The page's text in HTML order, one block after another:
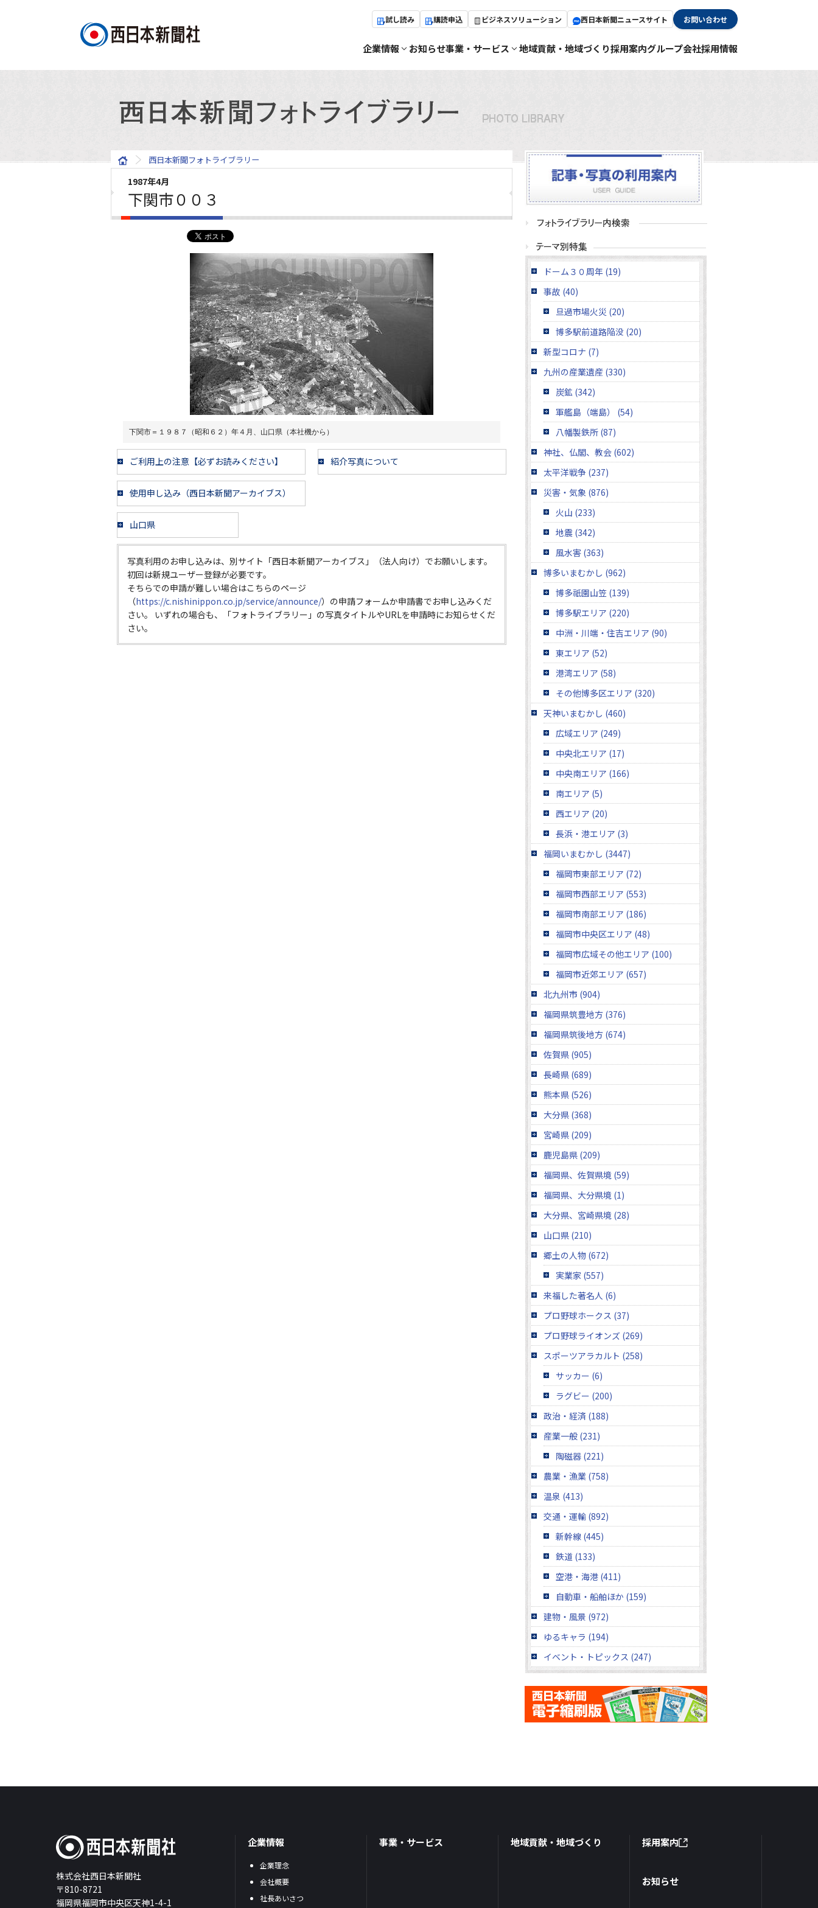
試し読み 購読申込 ビジネスソリューション 西日本新聞ニュースサイト お問い合わせ
企業情報 お知らせ事業・サービス 地域貢献・地域づくり採用案内グループ会社採用情報
西日本新聞フォトライブラリー
1987年4月
下関市００３
下関市＝１９８７（昭和６２）年４月、山口県（本社機から）
ご利用上の注意【必ずお読みください】 紹介写真について
使用申し込み（西日本新聞アーカイブス）
山口県
写真利用のお申し込みは、別サイト「西日本新聞アーカイブス」（法人向け）でお願いします。
初回は新規ユーザー登録が必要です。
そちらでの申請が難しい場合はこちらのページ
（https://c.nishinippon.co.jp/service/announce/）の申請フォームか申請書でお申し込みくだ
さい。 いずれの場合も、「フォトライブラリー」の写真タイトルやURLを申請時にお知らせくだ
さい。
ドーム３０周年 (19)
事故 (40)
旦過市場火災 (20)
博多駅前道路陥没 (20)
新型コロナ (7)
九州の産業遺産 (330)
炭鉱 (342)
軍艦島（端島） (54)
八幡製鉄所 (87)
神社、仏閣、教会 (602)
太平洋戦争 (237)
災害・気象 (876)
火山 (233)
地震 (342)
風水害 (363)
博多いまむかし (962)
博多祇園山笠 (139)
博多駅エリア (220)
中洲・川端・住吉エリア (90)
東エリア (52)
港湾エリア (58)
その他博多区エリア (320)
天神いまむかし (460)
広域エリア (249)
中央北エリア (17)
中央南エリア (166)
南エリア (5)
西エリア (20)
長浜・港エリア (3)
福岡いまむかし (3447)
福岡市東部エリア (72)
福岡市西部エリア (553)
福岡市南部エリア (186)
福岡市中央区エリア (48)
福岡市広域その他エリア (100)
福岡市近郊エリア (657)
北九州市 (904)
福岡県筑豊地方 (376)
福岡県筑後地方 (674)
佐賀県 (905)
長崎県 (689)
熊本県 (526)
大分県 (368)
宮崎県 (209)
鹿児島県 (209)
福岡県、佐賀県境 (59)
福岡県、大分県境 (1)
大分県、宮崎県境 (28)
山口県 (210)
郷土の人物 (672)
実業家 (557)
来福した著名人 (6)
プロ野球ホークス (37)
プロ野球ライオンズ (269)
スポーツアラカルト (258)
サッカー (6)
ラグビー (200)
政治・経済 (188)
産業一般 (231)
陶磁器 (221)
農業・漁業 (758)
温泉 (413)
交通・運輸 (892)
新幹線 (445)
鉄道 (133)
空港・海港 (411)
自動車・船舶ほか (159)
建物・風景 (972)
ゆるキャラ (194)
イベント・トピックス (247)
株式会社西日本新聞社
〒810-8721
福岡県福岡市中央区天神1-4-1
企業情報
企業理念
会社概要
社長あいさつ
事業・サービス 地域貢献・地域づくり 採用案内
お知らせ